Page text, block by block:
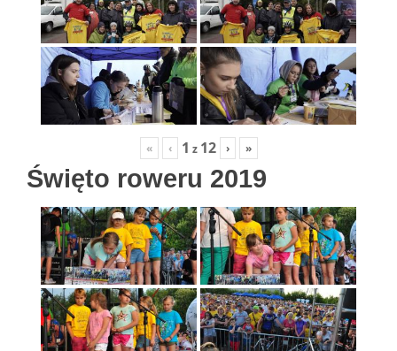
« ‹ 1 z 12 › »
Święto roweru 2019